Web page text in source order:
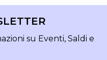
su Eventi, Saldi e